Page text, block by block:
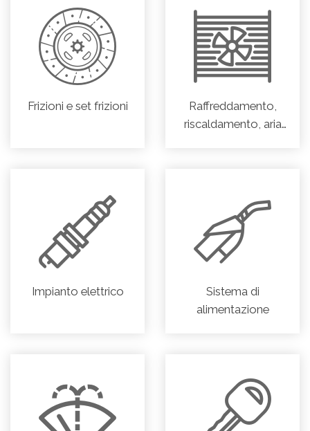
Frizioni e set frizioni
Raffreddamento,
riscaldamento, aria
Impianto elettrico
Sistema di
alimentazione